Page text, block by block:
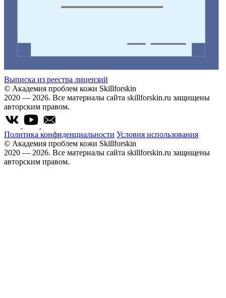
Выписка из реестра лицензий
© Академия проблем кожи Skillforskin
2020 — 2026. Все материалы сайта skillforskin.ru защищены
авторским правом.
Политика конфиденциальности Условия использования
© Академия проблем кожи Skillforskin
2020 — 2026. Все материалы сайта skillforskin.ru защищены
авторским правом.